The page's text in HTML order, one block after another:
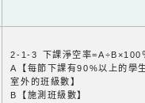
2-1-3 下課淨空率=A÷B×100
A【每節下課有90%以上的學
室外的班級數】
B【施測班級數】